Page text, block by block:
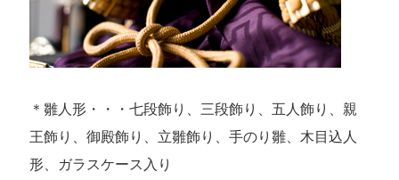
＊雛人形・・・七段飾り、三段飾り、五人飾り、親
王飾り、御殿飾り、立雛飾り、手のり雛、木目込人
形、ガラスケース入り